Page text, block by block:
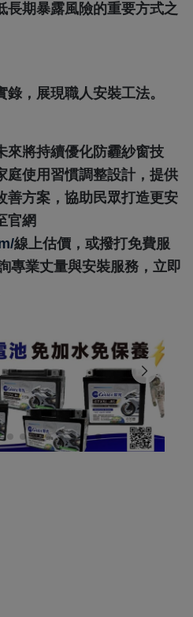
長期暴露風險的重要方式之
，展現職人安裝工法。
來將持續優化防霾紗窗技
庭使用習慣調整設計，提供
善方案，協助民眾打造更安
官網
線上估價，或撥打免費服
專業丈量與安裝服務，立即